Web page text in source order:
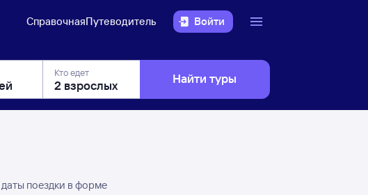
СправочнаяПутеводитель Войти
Кто едет Найти туры
поездки в форме